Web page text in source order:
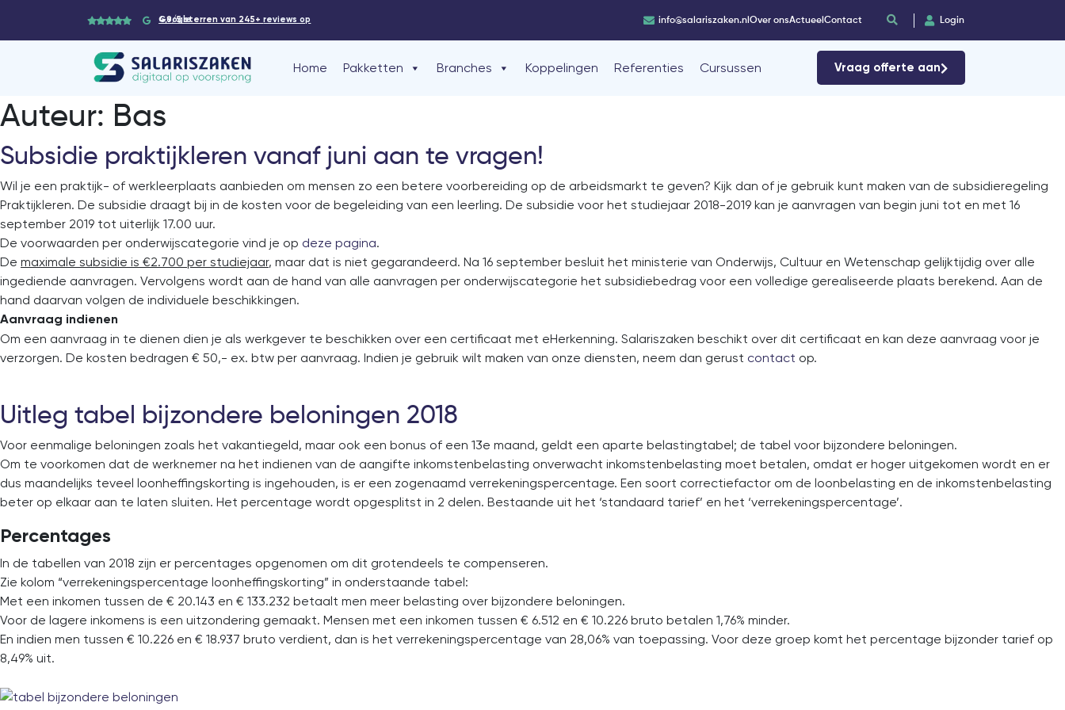
4,9/5 sterren van 245+
reviews op Google info@salariszaken.nlOver onsActueelContact Login
Home Pakketten Branches Koppelingen Referenties Cursussen Vraag offerte aan
Auteur: Bas
Subsidie praktijkleren vanaf juni aan te vragen!
Wil je een praktijk- of werkleerplaats aanbieden om mensen zo een betere voorbereiding op de arbeidsmarkt te geven? Kijk dan of je gebruik kunt maken van de subsidieregeling
Praktijkleren. De subsidie draagt bij in de kosten voor de begeleiding van een leerling. De subsidie voor het studiejaar 2018-2019 kan je aanvragen van begin juni tot en met 16
september 2019 tot uiterlijk 17.00 uur.
De voorwaarden per onderwijscategorie vind je op deze pagina.
De maximale subsidie is €2.700 per studiejaar, maar dat is niet gegarandeerd. Na 16 september besluit het ministerie van Onderwijs, Cultuur en Wetenschap gelijktijdig over alle
ingediende aanvragen. Vervolgens wordt aan de hand van alle aanvragen per onderwijscategorie het subsidiebedrag voor een volledige gerealiseerde plaats berekend. Aan de
hand daarvan volgen de individuele beschikkingen.
Aanvraag indienen
Om een aanvraag in te dienen dien je als werkgever te beschikken over een certificaat met eHerkenning. Salariszaken beschikt over dit certificaat en kan deze aanvraag voor je
verzorgen. De kosten bedragen € 50,- ex. btw per aanvraag. Indien je gebruik wilt maken van onze diensten, neem dan gerust contact op.
Uitleg tabel bijzondere beloningen 2018
Voor eenmalige beloningen zoals het vakantiegeld, maar ook een bonus of een 13e maand, geldt een aparte belastingtabel; de tabel voor bijzondere beloningen.
Om te voorkomen dat de werknemer na het indienen van de aangifte inkomstenbelasting onverwacht inkomstenbelasting moet betalen, omdat er hoger uitgekomen wordt en er
dus maandelijks teveel loonheffingskorting is ingehouden, is er een zogenaamd verrekeningspercentage. Een soort correctiefactor om de loonbelasting en de inkomstenbelasting
beter op elkaar aan te laten sluiten. Het percentage wordt opgesplitst in 2 delen. Bestaande uit het ‘standaard tarief’ en het ‘verrekeningspercentage’.
Percentages
In de tabellen van 2018 zijn er percentages opgenomen om dit grotendeels te compenseren.
Zie kolom “verrekeningspercentage loonheffingskorting” in onderstaande tabel:
Met een inkomen tussen de € 20.143 en € 133.232 betaalt men meer belasting over bijzondere beloningen.
Voor de lagere inkomens is een uitzondering gemaakt. Mensen met een inkomen tussen € 6.512 en € 10.226 bruto betalen 1,76% minder.
En indien men tussen € 10.226 en € 18.937 bruto verdient, dan is het verrekeningspercentage van 28,06% van toepassing. Voor deze groep komt het percentage bijzonder tarief op
8,49% uit.